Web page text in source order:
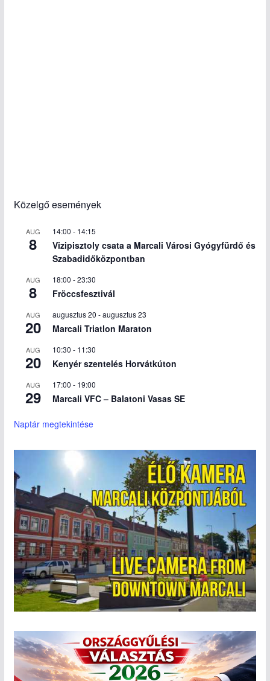
Közelgő események
AUG
8
14:00 - 14:15
Vizipisztoly csata a Marcali Városi Gyógyfürdő és
Szabadidőközpontban
AUG
8
18:00 -23:30
Fröccsfesztivál
AUG
20
augusztus 20 -augusztus 23
Marcali Triatlon Maraton
AUG
20
10:30 - 11:30
Kenyér szentelés Horvátkúton
AUG
29
17:00 - 19:00
Marcali VFC – Balatoni Vasas SE
Naptár megtekintése